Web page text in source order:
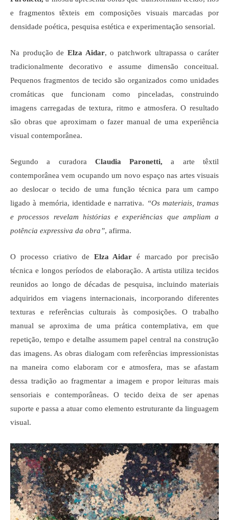
e fragmentos têxteis em composições visuais marcadas por
densidade poética, pesquisa estética e experimentação sensorial.
Na produção de Elza Aidar, o patchwork ultrapassa o caráter
tradicionalmente decorativo e assume dimensão conceitual.
Pequenos fragmentos de tecido são organizados como unidades
cromáticas que funcionam como pinceladas, construindo
imagens carregadas de textura, ritmo e atmosfera. O resultado
são obras que aproximam o fazer manual de uma experiência
visual contemporânea.
Segundo a curadora Claudia Paronetti, a arte têxtil
contemporânea vem ocupando um novo espaço nas artes visuais
ao deslocar o tecido de uma função técnica para um campo
ligado à memória, identidade e narrativa. “Os materiais, tramas
e processos revelam histórias e experiências que ampliam a
potência expressiva da obra”, afirma.
O processo criativo de Elza Aidar é marcado por precisão
técnica e longos períodos de elaboração. A artista utiliza tecidos
reunidos ao longo de décadas de pesquisa, incluindo materiais
adquiridos em viagens internacionais, incorporando diferentes
texturas e referências culturais às composições. O trabalho
manual se aproxima de uma prática contemplativa, em que
repetição, tempo e detalhe assumem papel central na construção
das imagens. As obras dialogam com referências impressionistas
na maneira como elaboram cor e atmosfera, mas se afastam
dessa tradição ao fragmentar a imagem e propor leituras mais
sensoriais e contemporâneas. O tecido deixa de ser apenas
suporte e passa a atuar como elemento estruturante da linguagem
visual.